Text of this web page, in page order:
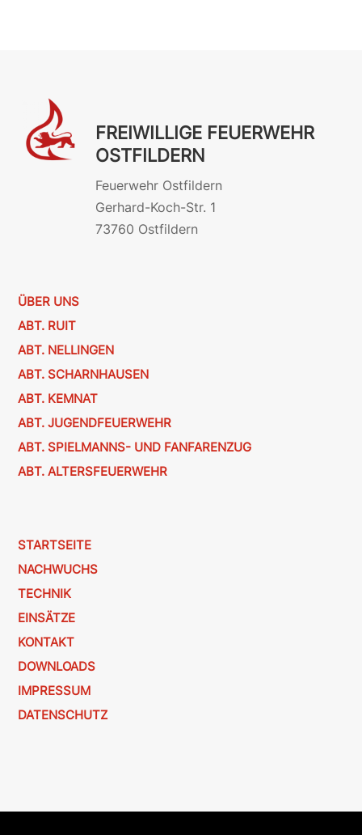
FREIWILLIGE FEUERWEHR
OSTFILDERN
Feuerwehr Ostfildern
Gerhard-Koch-Str. 1
73760 Ostfildern
ÜBER UNS
ABT. RUIT
ABT. NELLINGEN
ABT. SCHARNHAUSEN
ABT. KEMNAT
ABT. JUGENDFEUERWEHR
ABT. SPIELMANNS- UND FANFARENZUG
ABT. ALTERSFEUERWEHR
STARTSEITE
NACHWUCHS
TECHNIK
EINSÄTZE
KONTAKT
DOWNLOADS
IMPRESSUM
DATENSCHUTZ